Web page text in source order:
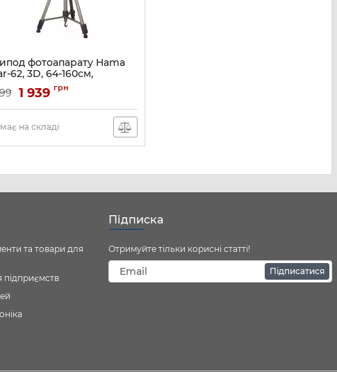
фотоапарату Hama
62, 3D, 64-160см,
00004162
1 939 грн
на складі
та товари для
підприємств
Підписка
Отримуйте тільки корисні статті!
Підписатися